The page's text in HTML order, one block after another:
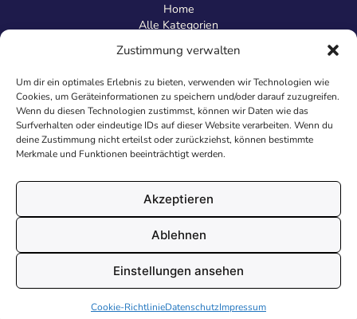
Zustimmung verwalten
Um dir ein optimales Erlebnis zu bieten, verwenden wir Technologien wie
Cookies, um Geräteinformationen zu speichern und/oder darauf zuzugreifen.
Wenn du diesen Technologien zustimmst, können wir Daten wie das
Surfverhalten oder eindeutige IDs auf dieser Website verarbeiten. Wenn du
deine Zustimmung nicht erteilst oder zurückziehst, können bestimmte
Merkmale und Funktionen beeinträchtigt werden.
Akzeptieren
Ablehnen
Einstellungen ansehen
Cookie-RichtlinieDatenschutzImpressum
Home
Alle Kategorien
Information
Über uns
Kontakt
Inhaltsrichtlinien
Recht & Datenschutz
Impressum
AGB
Cookies
© 2026 Malvorlagen24.de - Alle Rechte vorbehalten. Made with
in Deutschland.